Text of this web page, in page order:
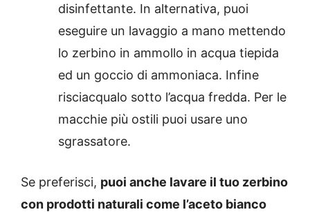
disinfettante. In alternativa, puoi
eseguire un lavaggio a mano mettendo
lo zerbino in ammollo in acqua tiepida
ed un goccio di ammoniaca. Infine
risciacqualo sotto l’acqua fredda. Per le
macchie più ostili puoi usare uno
sgrassatore.
Se preferisci, puoi anche lavare il tuo zerbino
con prodotti naturali come l’aceto bianco